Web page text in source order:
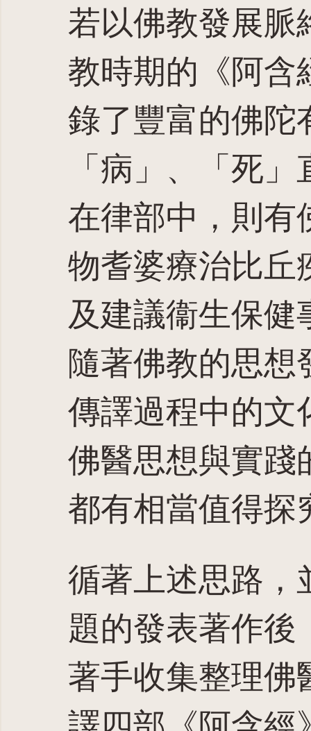
若以佛教發展脈
教時期的《阿含
錄了豐富的佛陀
「病」、「死
在律部中，則有
物耆婆療治比丘
及建議衞生保健
隨著佛教的思想
傳譯過程中的文
佛醫思想與實踐
都有相當值得探
循著上述思路，
題的發表著作後
著手收集整理佛